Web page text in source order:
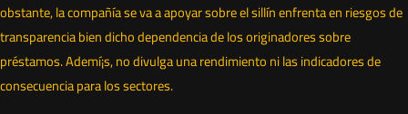
obstante, la compañía se va a apoyar sobre el sillí­n enfrenta en riesgos de
transparencia bien dicho dependencia de los originadores sobre
préstamos. Ademí¡s, no divulga una rendimiento ni las indicadores de
consecuencia para los sectores.